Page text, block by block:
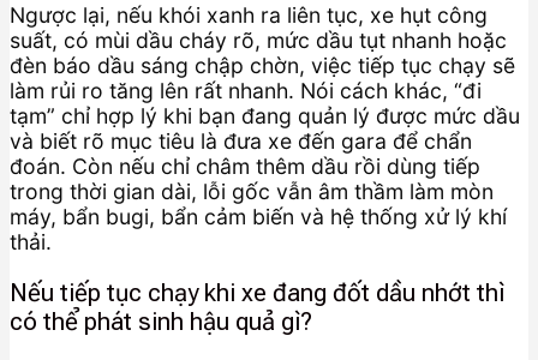
Ngược lại, nếu khói xanh ra liên tục, xe hụt công
suất, có mùi dầu cháy rõ, mức dầu tụt nhanh hoặc
đèn báo dầu sáng chập chờn, việc tiếp tục chạy sẽ
làm rủi ro tăng lên rất nhanh. Nói cách khác, “đi
tạm” chỉ hợp lý khi bạn đang quản lý được mức dầu
và biết rõ mục tiêu là đưa xe đến gara để chẩn
đoán. Còn nếu chỉ châm thêm dầu rồi dùng tiếp
trong thời gian dài, lỗi gốc vẫn âm thầm làm mòn
máy, bẩn bugi, bẩn cảm biến và hệ thống xử lý khí
thải.
Nếu tiếp tục chạy khi xe đang đốt dầu nhớt thì
có thể phát sinh hậu quả gì?